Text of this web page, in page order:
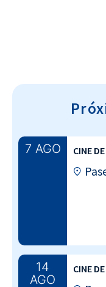
7 AGO CINE
14
AGO
CINE